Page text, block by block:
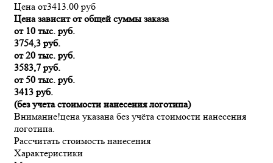
Цена от3413.00 руб
Цена зависит от общей суммы заказа
от 10 тыс. руб.
3754,3 руб.
от 20 тыс. руб.
3583,7 руб.
от 50 тыс. руб.
3413 руб.
(без учета стоимости нанесения логотипа)
Внимание!цена указана без учёта стоимости нанесения
логотипа.
Рассчитать стоимость нанесения
Характеристики